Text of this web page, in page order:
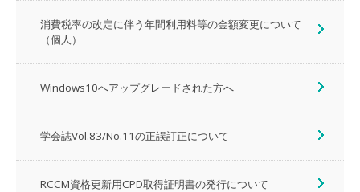
消費税率の改定に伴う年間利用料等の金額変更について
（個人）
Windows10へアップグレードされた方へ
学会誌Vol.83/No.11の正誤訂正について
RCCM資格更新用CPD取得証明書の発行について